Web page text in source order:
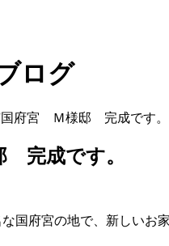
ログ
国府宮 Ｍ様邸 完成です。
完成です。
国府宮の地で、新しいお